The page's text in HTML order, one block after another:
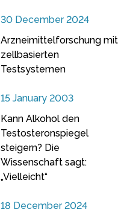
30 December 2024
Arzneimittelforschung mit
zellbasierten
Testsystemen
15 January 2003
Kann Alkohol den
Testosteronspiegel
steigern? Die
Wissenschaft sagt:
„Vielleicht“
18 December 2024